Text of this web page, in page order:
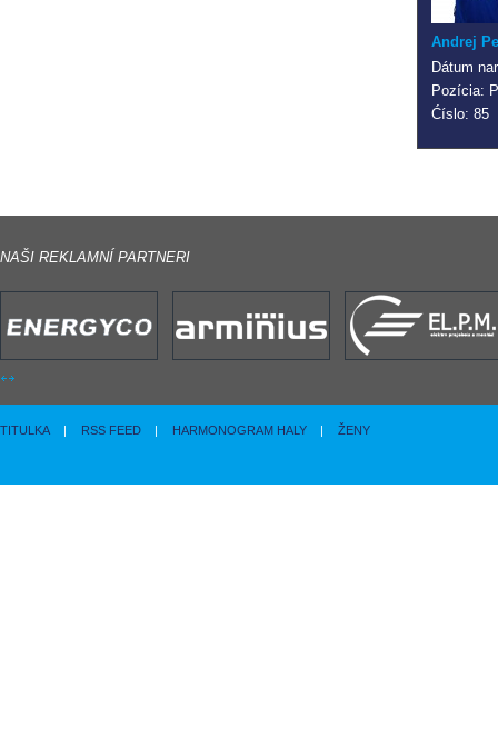
Andrej
Dátum
Pozícia:
Ćíslo: 85
NAŠI REKLAMNÍ PARTNERI
TITULKA | RSS FEED | HARMONOGRAM HALY | ŽENY